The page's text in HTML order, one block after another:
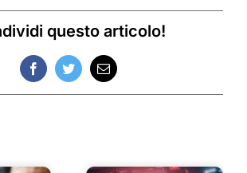
questo articolo!
FacebookTwitterEmail